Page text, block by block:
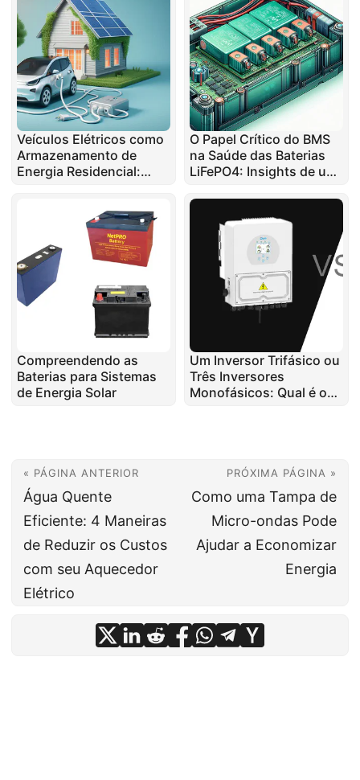
Veículos Elétricos como
Armazenamento de
Energia Residencial:
O Papel Crítico do BMS
na Saúde das Baterias
LiFePO4: Insights de um
Compreendendo as
Baterias para Sistemas
de Energia Solar
Um Inversor Trifásico ou
Três Inversores
Monofásicos: Qual é o
« PÁGINA ANTERIOR
Água Quente
Eficiente: 4 Maneiras
de Reduzir os Custos
com seu Aquecedor
Elétrico
PRÓXIMA PÁGINA »
Como uma Tampa de
Micro-ondas Pode
Ajudar a Economizar
Energia